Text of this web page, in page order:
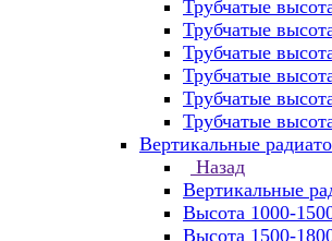
Трубчатые
Трубчатые
Трубчатые
Трубчатые
Трубчатые
Трубчатые
Вертикальные
Назад
Вертикальные
Высота 1000-
Высота 1500-